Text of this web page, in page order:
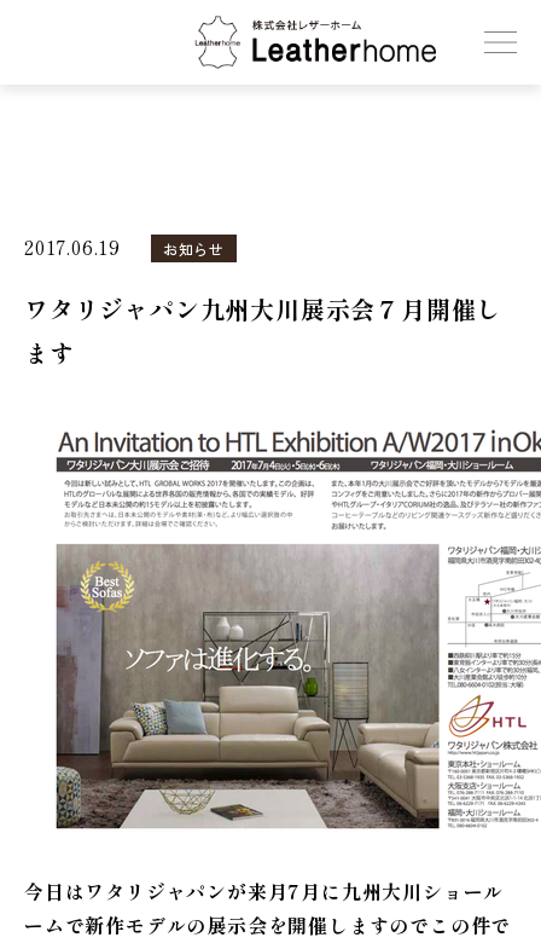
株式会社レザーホーム
2017.06.19 お知らせ
ワタリジャパン九州大川展示会７月開催し
ます
今日はワタリジャパンが来月7月に九州大川ショール
ームで新作モデルの展示会を開催しますのでこの件で